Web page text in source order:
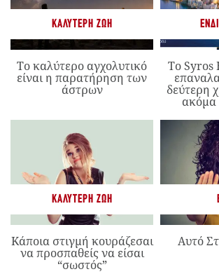
ΚΑΛΎΤΕΡΗ ΖΩΉ
Το καλύτερο αγχολυτικό
είναι η παρατήρηση των
άστρων
Το Syros
δεύτερη
ακόμα
ΚΑΛΎΤΕΡΗ ΖΩΉ
Κάποια στιγμή κουράζεσαι
να προσπαθείς να είσαι
“σωστός”
Αυτό